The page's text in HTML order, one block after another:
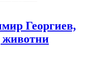
Георгиев,
животни